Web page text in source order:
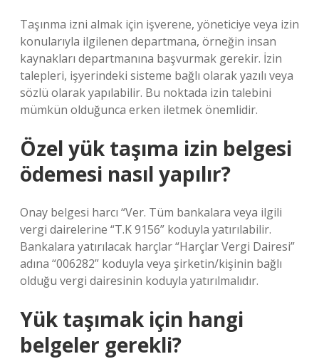
Taşınma izni almak için işverene, yöneticiye veya izin
konularıyla ilgilenen departmana, örneğin insan
kaynakları departmanına başvurmak gerekir. İzin
talepleri, işyerindeki sisteme bağlı olarak yazılı veya
sözlü olarak yapılabilir. Bu noktada izin talebini
mümkün olduğunca erken iletmek önemlidir.
Özel yük taşıma izin belgesi
ödemesi nasıl yapılır?
Onay belgesi harcı “Ver. Tüm bankalara veya ilgili
vergi dairelerine “T.K 9156” koduyla yatırılabilir.
Bankalara yatırılacak harçlar “Harçlar Vergi Dairesi”
adına “006282” koduyla veya şirketin/kişinin bağlı
olduğu vergi dairesinin koduyla yatırılmalıdır.
Yük taşımak için hangi
belgeler gerekli?